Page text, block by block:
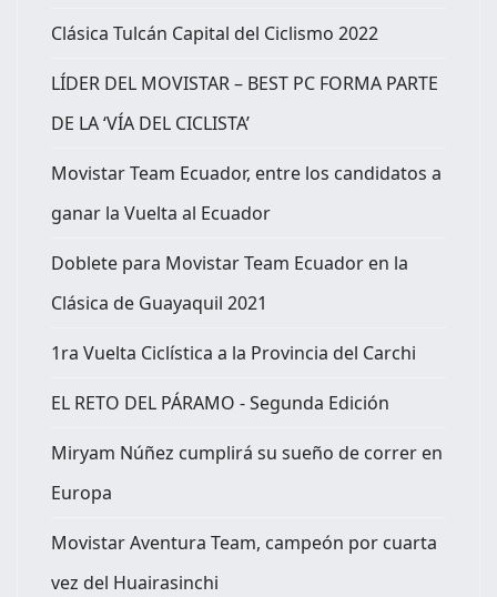
Clásica Tulcán Capital del Ciclismo 2022
LÍDER DEL MOVISTAR – BEST PC FORMA PARTE
DE LA ‘VÍA DEL CICLISTA’
Movistar Team Ecuador, entre los candidatos a
ganar la Vuelta al Ecuador
Doblete para Movistar Team Ecuador en la
Clásica de Guayaquil 2021
1ra Vuelta Ciclística a la Provincia del Carchi
EL RETO DEL PÁRAMO - Segunda Edición
Miryam Núñez cumplirá su sueño de correr en
Europa
Movistar Aventura Team, campeón por cuarta
vez del Huairasinchi